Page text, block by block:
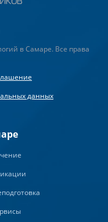
в Самаре. Все права
данных